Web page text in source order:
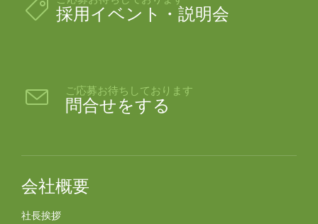
 採用イベント・説明会
 ご応募お待ちしております
問合せをする
会社概要
社長挨拶